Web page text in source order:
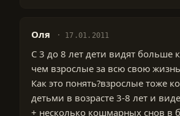
Оля 17.01.2011
С 3 до 8 лет дети видят больше
чем взрослые за всю свою
Как это понять?взрослые тоже
детьми в возрасте 3-8 лет и
+ несколько кошмарных снов в